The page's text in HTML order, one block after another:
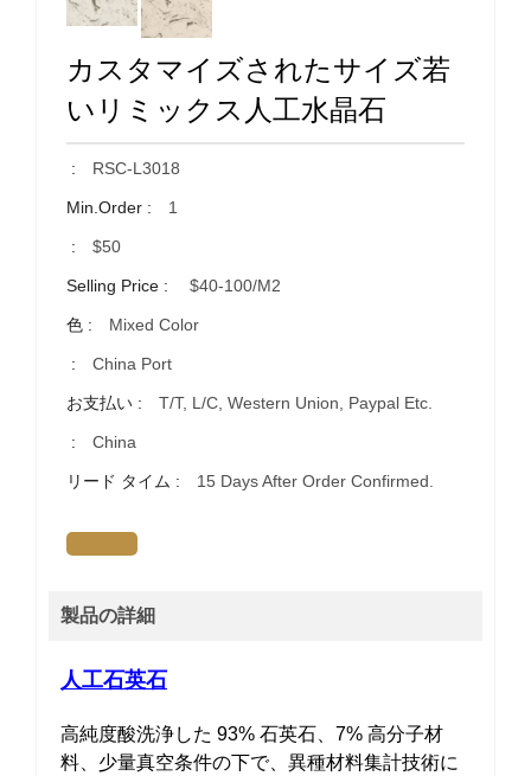
カスタマイズされたサイズ若
いリミックス人工水晶石
: RSC-L3018
Min.Order : 1
: $50
Selling Price : $40-100/m2
色 : Mixed Color
: China Port
お支払い : T/T, L/C, Western Union, Paypal Etc.
: China
リード タイム : 15 Days After Order Confirmed.
製品の詳細
人工石英石
高純度酸洗浄した 93% 石英石、7% 高分子材
料、少量真空条件の下で、異種材料集計技術に